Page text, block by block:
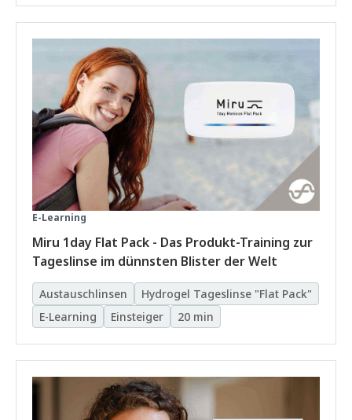
E-Learning
Miru 1day Flat Pack - Das Produkt-Training zur
Tageslinse im dünnsten Blister der Welt
Austauschlinsen
Hydrogel Tageslinse "Flat Pack"
E-Learning
Einsteiger 20 min